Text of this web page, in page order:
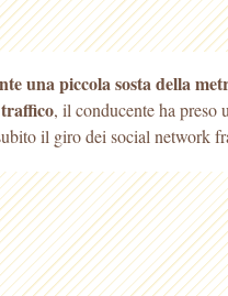
una piccola sosta della
, il conducente ha preso
il giro dei social network